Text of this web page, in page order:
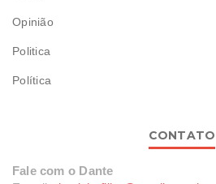
Opinião
Politica
Política
CONTATO
Fale com o Dante